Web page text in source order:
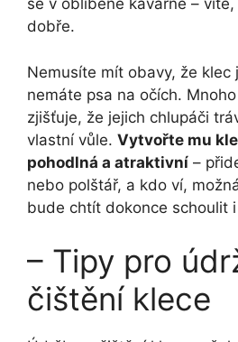
se v oblíbené kavárně –
dobře.
Nemusíte mít obavy, že klec
nemáte psa na očích.
zjišťuje, že jejich chlupáči
vlastní vůle. Vytvořte mu
pohodlná a atraktivní –
nebo polštář, a kdo ví,
bude chtít dokonce schoulit
– Tipy pro
čištění klece